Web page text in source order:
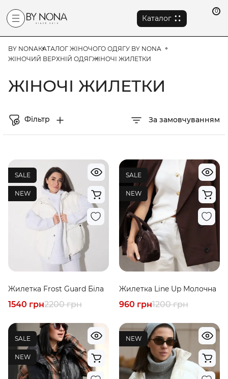
Каталог
0
BY NONAКАТАЛОГ ЖІНОЧОГО ОДЯГУ BY NONA
ЖІНОЧИЙ ВЕРХНІЙ ОДЯГЖІНОЧІ ЖИЛЕТКИ
ЖІНОЧІ ЖИЛЕТКИ
Фільтр За замовчуванням
SALE
NEW
Жилетка Frost Guard Біла
2200 грн
1540 грн
SALE
NEW
Жилетка Line Up Молочна
1200 грн
960 грн
SALE
NEW
NEW